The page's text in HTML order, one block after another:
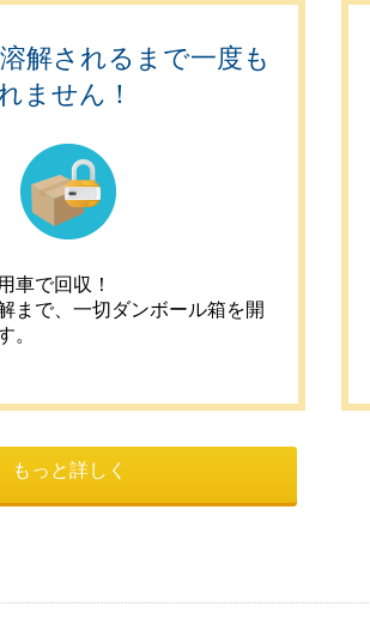
解されるまで一度も
ません！
車で回収！
まで、一切ダンボール箱を開
。
もっと詳しく